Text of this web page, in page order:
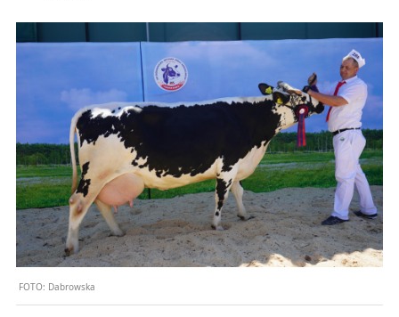
FOTO: Dabrowska